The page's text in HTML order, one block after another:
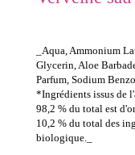
_Aqua, Ammonium
Glycerin, Aloe
Parfum, Sodium
*Ingrédients issus de
98,2 % du total est
10,2 % du total des
biologique._